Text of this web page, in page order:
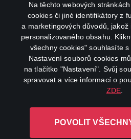
Na těchto webových
cookies či jiné identifikátory z
a marketingových důvodů,
personalizovaného obsahu.
všechny cookies" souhlasíte
Nastavení souborů cookies
na tlačítko "Nastavení". Svůj
spravovat a více informací o
ZDE
POVOLIT
facebook
L-1246 Luxembourg R.C.S.